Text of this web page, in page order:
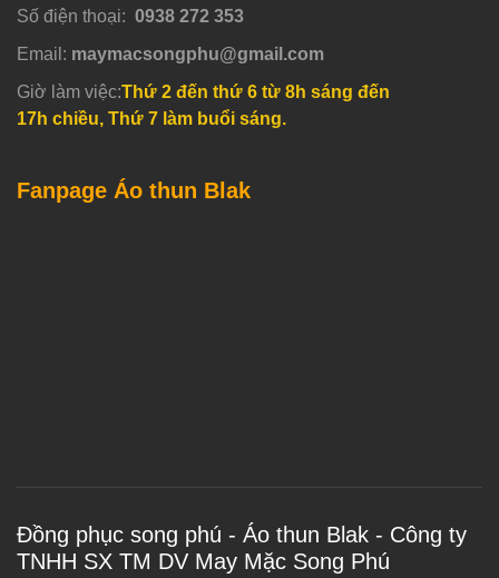
Số điện thoại: 0938 272 353
Email: maymacsongphu@gmail.com
Giờ làm việc:Thứ 2 đến thứ 6 từ 8h sáng đến
17h chiều, Thứ 7 làm buổi sáng.
Fanpage Áo thun Blak
Đồng phục song phú - Áo thun Blak - Công ty
TNHH SX TM DV May Mặc Song Phú